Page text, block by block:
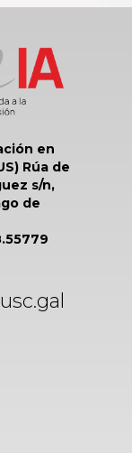
en
Rúa de
s/n,
de